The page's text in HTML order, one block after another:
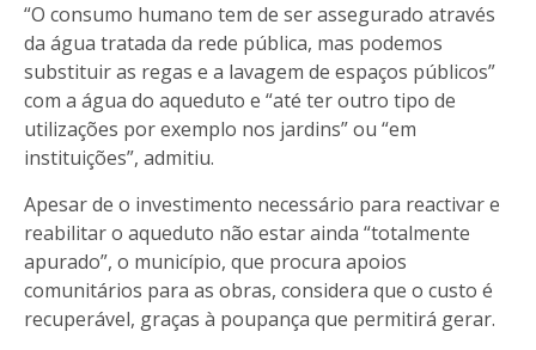
“O consumo humano tem de ser assegurado através
da água tratada da rede pública, mas podemos
substituir as regas e a lavagem de espaços públicos”
com a água do aqueduto e “até ter outro tipo de
utilizações por exemplo nos jardins” ou “em
instituições”, admitiu.
Apesar de o investimento necessário para reactivar e
reabilitar o aqueduto não estar ainda “totalmente
apurado”, o município, que procura apoios
comunitários para as obras, considera que o custo é
recuperável, graças à poupança que permitirá gerar.